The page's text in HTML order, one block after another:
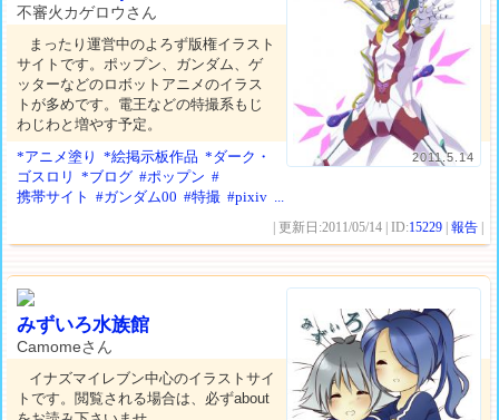
2011.5.14
不審火カゲロウさん
まったり運営中のよろず版権イラスト
サイトです。ポップン、ガンダム、ゲ
ッターなどのロボットアニメのイラス
トが多めです。電王などの特撮系もじ
わじわと増やす予定。
*アニメ塗り
*絵掲示板作品 *ダーク・
ゴスロリ
*ブログ #ポップン #
携帯サイト
#ガンダム00 #特撮 #pixiv ...
| 更新日:2011/05/14 | ID:15229 |報告
みずいろ水族館
Camomeさん
イナズマイレブン中心のイラストサイ
トです。閲覧される場合は、必ずabout